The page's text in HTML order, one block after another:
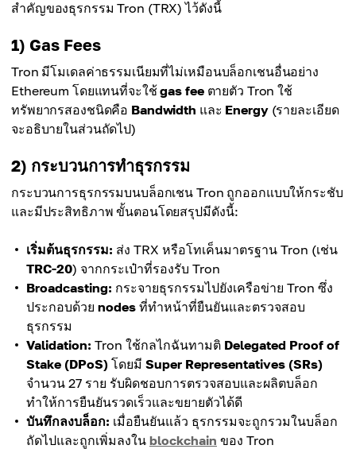
สำคัญของธุรกรรม Tron (TRX) ไว้ดังนี้
1) Gas Fees
Tron มีโมเดลค่าธรรมเนียมที่ไม่เหมือนบล็อกเชนอื่นอย่าง
Ethereum โดยแทนที่จะใช้gas feeตายตัว Tron ใช้
ทรัพยากรสองชนิดคือ Bandwidth และ Energy(รายละเอียด
จะอธิบายในส่วนถัดไป)
2) กระบวนการทำธุรกรรม
กระบวนการธุรกรรมบนบล็อกเชน Tron ถูกออกแบบให้กระชับ
และมีประสิทธิภาพ ขั้นตอนโดยสรุปมีดังนี้:
เริ่มต้นธุรกรรม: ส่ง TRX หรือโทเค็นมาตรฐาน Tron (เช่น
TRC-20) จากกระเป๋าที่รองรับ Tron
Broadcasting: กระจายธุรกรรมไปยังเครือข่าย Tron ซึ่ง
ประกอบด้วย nodes ที่ทำหน้าที่ยืนยันและตรวจสอบ
ธุรกรรม
Validation: Tron ใช้กลไกฉันทามติ Delegated Proof of
Stake (DPoS) โดยมี Super Representatives (SRs)
จำนวน 27 ราย รับผิดชอบการตรวจสอบและผลิตบล็อก
ทำให้การยืนยันรวดเร็วและขยายตัวได้ดี
บันทึกลงบล็อก: เมื่อยืนยันแล้ว ธุรกรรมจะถูกรวมในบล็อก
ถัดไปและถูกเพิ่มลงใน blockchain ของ Tron